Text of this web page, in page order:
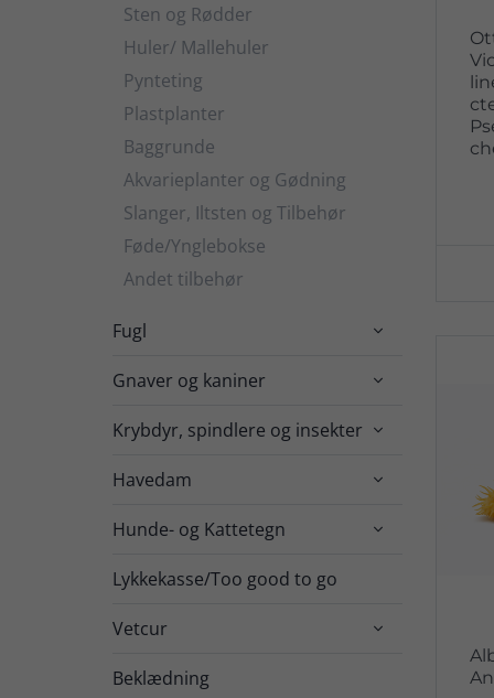
Sten og Rødder
Huler/ Mallehuler
Pynteting
Plastplanter
Baggrunde
Akvarieplanter og Gødning
Slanger, Iltsten og Tilbehør
Føde/Ynglebokse
Andet tilbehør
Fugl 
Gnaver og kaniner 
Krybdyr, spindlere og insekter 
Havedam 
Hunde- og Kattetegn 
Lykkekasse/Too good to go
Vetcur 
Beklædning